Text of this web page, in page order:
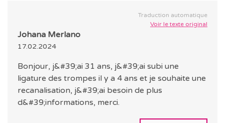
Traduction automatique
Voir le texte original
Johana Merlano
17.02.2024
Bonjour, j&#39;ai 31 ans, j&#39;ai subi une
ligature des trompes il y a 4 ans et je souhaite une
recanalisation, j&#39;ai besoin de plus
d&#39;informations, merci.